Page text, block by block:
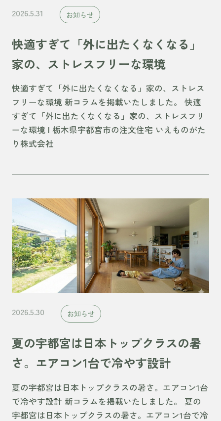
2026.5.31 お知らせ
快適すぎて「外に出たくなくなる」
家の、ストレスフリーな環境
快適すぎて「外に出たくなくなる」家の、ストレス
フリーな環境 新コラムを掲載いたしました。 快適
すぎて「外に出たくなくなる」家の、ストレスフリ
ーな環境 | 栃木県宇都宮市の注文住宅 いえものがた
り株式会社
2026.5.30 お知らせ
夏の宇都宮は日本トップクラスの暑
さ。エアコン1台で冷やす設計
夏の宇都宮は日本トップクラスの暑さ。エアコン1台
で冷やす設計 新コラムを掲載いたしました。 夏の
宇都宮は日本トップクラスの暑さ。エアコン1台で冷